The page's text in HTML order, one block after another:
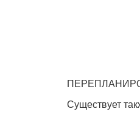
Существует